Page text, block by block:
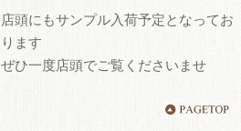
店頭にもサンプル入荷予定となってお
ります
ぜひ一度店頭でご覧くださいませ